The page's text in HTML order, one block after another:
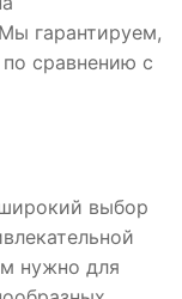
гарантируем,
сравнению с
выбор
нужно для